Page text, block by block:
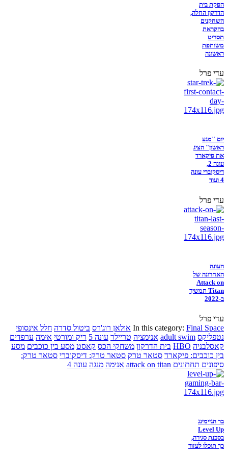
הפקת בית
הדרקון החלה,
השחקנים
בהקראת
תסריט
משותפת
ראשונה
עדי פרל
יום "מגע
ראשון" הציג
את פיקארד
עונה 2,
דיסקוברי עונה
4 ועוד
עדי פרל
העונה
האחרונה של
Attack on
Titan תמשיך
ב-2022
עדי פרל
In this category: Final Space אולאן רוג'רס ביטול סדרה חלל אינסופי
נטפליקס adult swim אנימציה טריילר עונה 5 ריק ומורטי אימה ערפדים
קאסלבניה HBO בית הדרקון משחקי הכס קאסט מסע בין כוכבים מסע
בין כוכבים: פיקארד סטאר טרק סטאר טרק: דיסקוברי סטאר טרק:
סיפונים תחתונים attack on titan אנימה מנגה עונה 4
בר הגיימינג
Level Up
בסכנת סגירה,
כך תוכלו לעזור